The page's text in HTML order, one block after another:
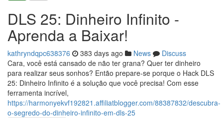
DLS 25: Dinheiro Infinito -
Aprenda a Baixar!
kathryndqpc638376 383 days ago News
Discuss
Cara, você está cansado de não ter grana? Quer ter dinheiro
para realizar seus sonhos? Então prepare-se porque o Hack DLS
25: Dinheiro Infinito é a solução que você precisa! Com esse
ferramenta incrível,
https://harmonyekvf192821.affiliatblogger.com/88387832/descubra-
o-segredo-do-dinheiro-infinito-em-dls-25